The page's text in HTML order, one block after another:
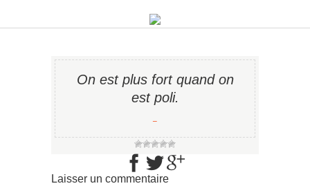
On est plus fort quand on
est poli.
−
Laisser un commentaire